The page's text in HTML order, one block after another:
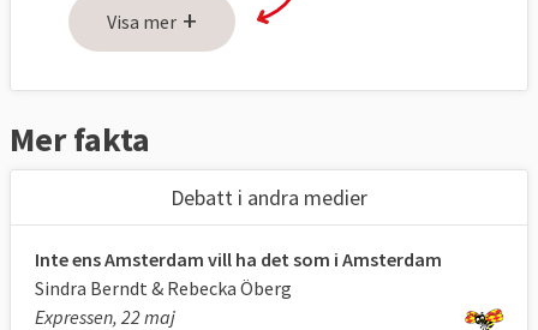
Visa mer +
Mer fakta
Debatt i andra medier
Inte ens Amsterdam vill ha det som i Amsterdam
Sindra Berndt & Rebecka Öberg
Expressen, 22 maj